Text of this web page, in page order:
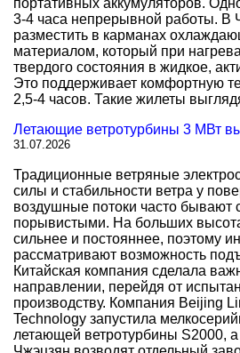
портативных аккумуляторов.
3-4 часа непрерывной работы. В
разместить в карманах
материалом, который при
твердого состояния в жидкое,
Это поддерживает комфортную
2,5-4 часов. Такие жилеты
Летающие ветротурбины 3 МВт
31.07.2026
Традиционные ветряные
силы и стабильности ветра у
воздушные потоки часто бывают
порывистыми. На больших
сильнее и постояннее, поэтому
рассматривают возможность
Китайская компания сделала
направлении, перейдя от
производству. Компания Beijing
Technology запустила
летающей ветротурбины S2000,